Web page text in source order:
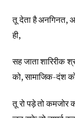
तू देता है अनगिनत,
ही,
सह जाता शारिरीक
को, सामाजिक-दंश
तू रो पड़े तो कमजोर